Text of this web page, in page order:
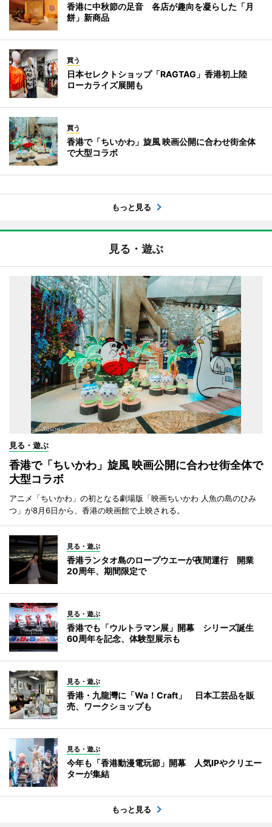
香港に中秋節の足音 各店が趣向を凝らした「月
餅」新商品
買う
日本セレクトショップ「RAGTAG」香港初上陸
ローカライズ展開も
買う
香港で「ちいかわ」旋風 映画公開に合わせ街全体
で大型コラボ
もっと見る
見る・遊ぶ
見る・遊ぶ
香港で「ちいかわ」旋風 映画公開に合わせ街全体で
大型コラボ
アニメ「ちいかわ」の初となる劇場版「映画ちいかわ 人魚の島のひみ
つ」が8月6日から、香港の映画館で上映される。
見る・遊ぶ
香港ランタオ島のロープウエーが夜間運行 開業
20周年、期間限定で
見る・遊ぶ
香港でも「ウルトラマン展」開幕 シリーズ誕生
60周年を記念、体験型展示も
見る・遊ぶ
香港・九龍灣に「Wa！Craft」 日本工芸品を販
売、ワークショップも
見る・遊ぶ
今年も「香港動漫電玩節」開幕 人気IPやクリエー
ターが集結
もっと見る